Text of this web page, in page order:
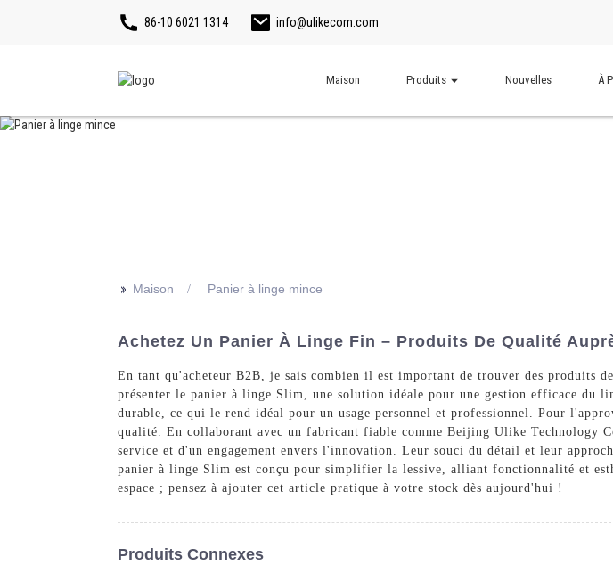
86-10 6021 1314 info@ulikecom.com
Maison Produits Nouvelles À
>> Maison Panier à linge mince
Achetez Un Panier À Linge Fin – Produits De Qualité
En tant qu'acheteur B2B, je sais combien il est important de trouver des produits
présenter le panier à linge Slim, une solution idéale pour une gestion efficace du
durable, ce qui le rend idéal pour un usage personnel et professionnel. Pour
qualité. En collaborant avec un fabricant fiable comme Beijing Ulike Technology
service et d'un engagement envers l'innovation. Leur souci du détail et leur
panier à linge Slim est conçu pour simplifier la lessive, alliant fonctionnalité et
espace ; pensez à ajouter cet article pratique à votre stock dès aujourd'hui !
Produits Connexes